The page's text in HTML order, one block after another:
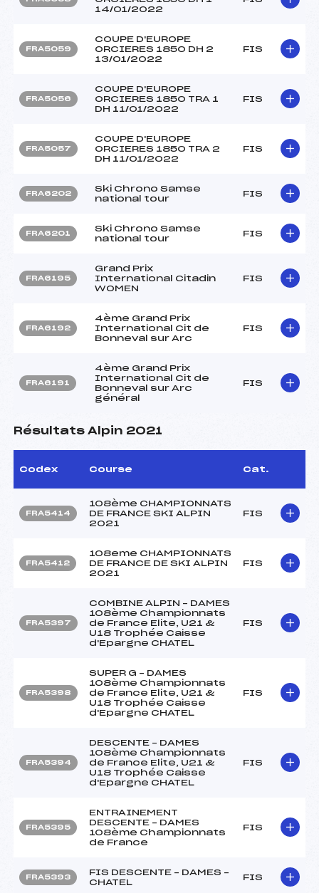
14/01/2022
FRA5059
COUPE D'EUROPE
ORCIERES 1850 DH 2
13/01/2022
FIS
FRA5056
COUPE D'EUROPE
ORCIERES 1850 TRA 1
DH 11/01/2022
FIS
FRA5057
COUPE D'EUROPE
ORCIERES 1850 TRA 2
DH 11/01/2022
FIS
FRA6202
Ski Chrono Samse
national tour
FIS
FRA6201
Ski Chrono Samse
national tour
FIS
FRA6195
Grand Prix
International Citadin
WOMEN
FIS
FRA6192
4ème Grand Prix
International Cit de
Bonneval sur Arc
FIS
FRA6191
4ème Grand Prix
International Cit de
Bonneval sur Arc
général
FIS
Résultats Alpin 2021
Codex Course Cat.
FRA5414
108ème CHAMPIONNATS
DE FRANCE SKI ALPIN
2021
FIS
FRA5412
108eme CHAMPIONNATS
DE FRANCE DE SKI ALPIN
2021
FIS
FRA5397
COMBINE ALPIN – DAMES
108ème Championnats
de France Elite, U21 &
U18 Trophée Caisse
d'Epargne CHATEL
FIS
FRA5398
SUPER G – DAMES
108ème Championnats
de France Elite, U21 &
U18 Trophée Caisse
d'Epargne CHATEL
FIS
FRA5394
DESCENTE – DAMES
108ème Championnats
de France Elite, U21 &
U18 Trophée Caisse
d'Epargne CHATEL
FIS
FRA5395
ENTRAINEMENT
DESCENTE – DAMES
108ème Championnats
de France
FIS
FRA5393
FIS DESCENTE – DAMES –
CHATEL
FIS